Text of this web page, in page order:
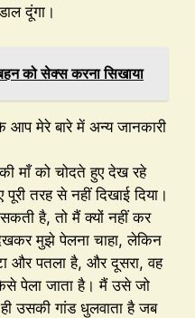
दूंगा।
को सेक्स करना सिखाया
आप मेरे बारे में अन्य जानकारी
को चोदते हुए देख रहे
तरह से नहीं दिखाई दिया।
है, तो मैं क्यों नहीं कर
मुझे पेलना चाहा, लेकिन
और पतला है, और दूसरा, वह
पेला जाता है। मैं उसे जो
उसकी गांड धुलवाता है जब